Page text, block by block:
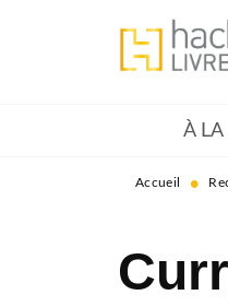
MENU
À
Accueil •